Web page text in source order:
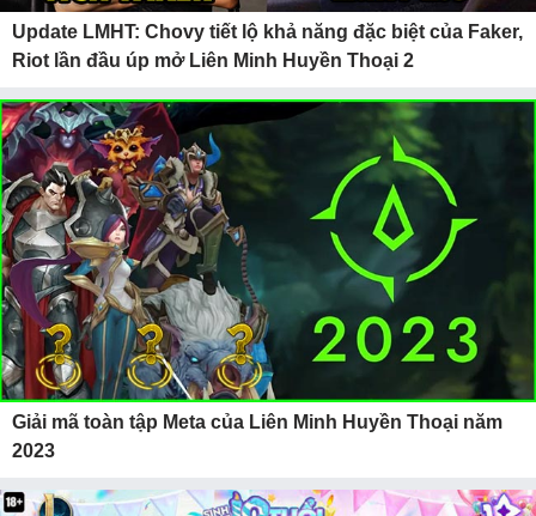
Update LMHT: Chovy tiết lộ khả năng đặc biệt của Faker,
Riot lần đầu úp mở Liên Minh Huyền Thoại 2
Giải mã toàn tập Meta của Liên Minh Huyền Thoại năm
2023